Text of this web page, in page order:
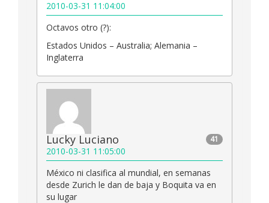
2010-03-31 11:04:00
Octavos otro (?):
Estados Unidos – Australia; Alemania –
Inglaterra
41
Lucky Luciano
2010-03-31 11:05:00
México ni clasifica al mundial, en semanas
desde Zurich le dan de baja y Boquita va en
su lugar